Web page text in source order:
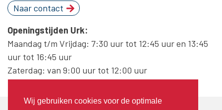
Wij gebruiken cookies voor de optimale
Naar contact
Openingstijden Urk:
Maandag t/m Vrijdag: 7:30 uur tot 12:45 uur en 13:45
uur tot 16:45 uur
Zaterdag: van 9:00 uur tot 12:00 uur